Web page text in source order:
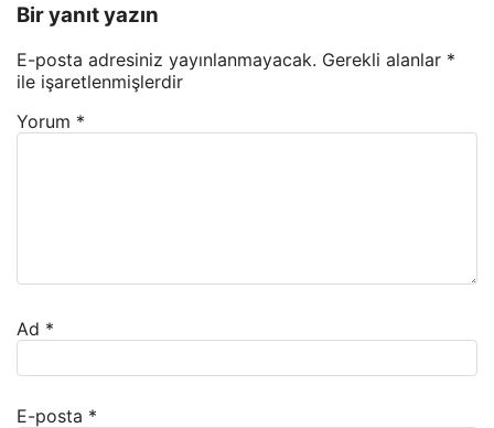
Bir yanıt yazın
E-posta adresiniz yayınlanmayacak. Gerekli alanlar *
ile işaretlenmişlerdir
Yorum *
Ad *
E-posta *